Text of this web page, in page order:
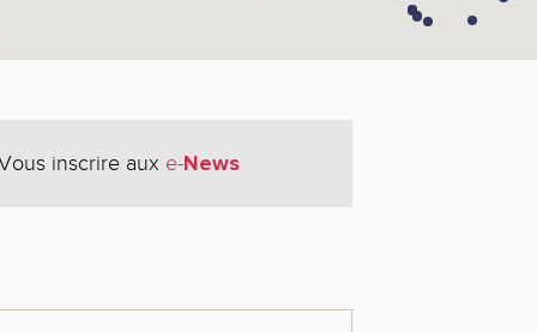
inscrire aux e-News